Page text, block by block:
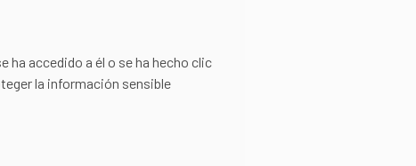
ha accedido a él o se ha hecho clic
la información sensible